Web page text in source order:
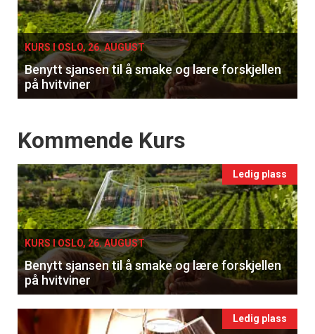
single
KURS I OSLO, 26. AUGUST
Benytt sjansen til å smake og lære forskjellen
på hvitviner
Events
Kommende Kurs
Ledig plass
KURS I OSLO, 26. AUGUST
Benytt sjansen til å smake og lære forskjellen
på hvitviner
Ledig plass